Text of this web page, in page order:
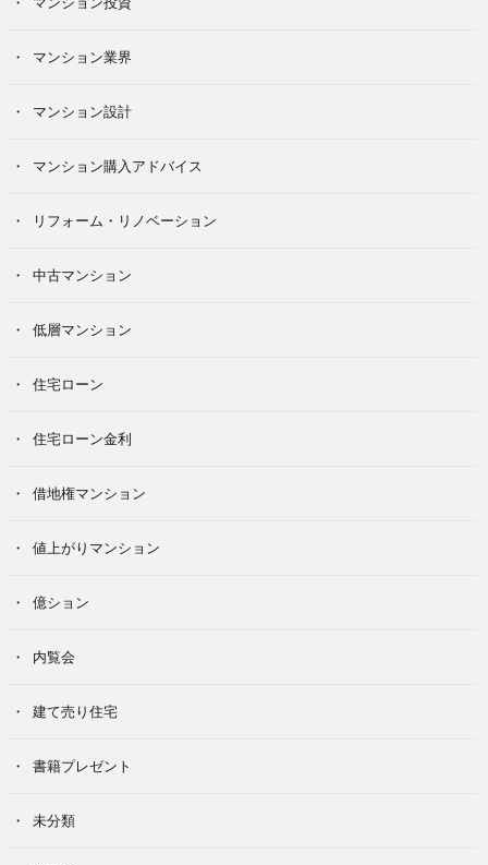
マンション業界
マンション設計
マンション購入アドバイス
リフォーム・リノベーション
中古マンション
低層マンション
住宅ローン
住宅ローン金利
借地権マンション
値上がりマンション
億ション
内覧会
建て売り住宅
書籍プレゼント
未分類